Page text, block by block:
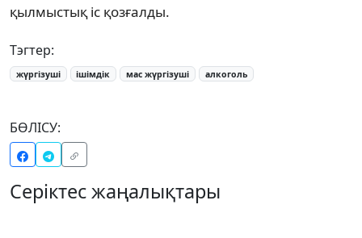
қылмыстық іс қозғалды.
Тэгтер:
жүргізуші ішімдік мас жүргізуші алкоголь
БӨЛІСУ:
Серіктес жаңалықтары